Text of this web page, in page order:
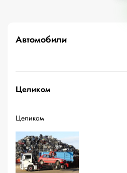
Автомобили
Целиком
Целиком